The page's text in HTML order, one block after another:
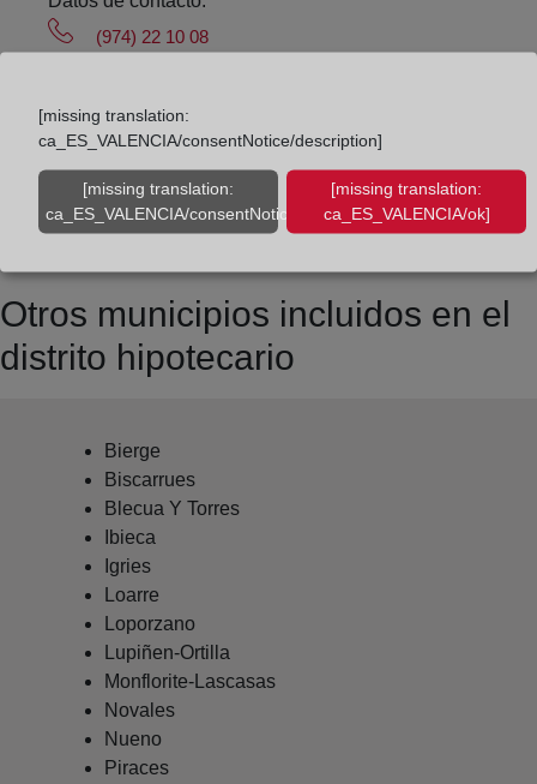
(974) 22 10 08
Datos del Registrador:
José Pedro Gómez Barrio
Delegado de Protección de Datos:
dpo@corpme.es
Otros municipios incluidos en el
distrito hipotecario
Bierge
Biscarrues
Blecua Y Torres
Ibieca
Igries
Loarre
Loporzano
Lupiñen-Ortilla
Monflorite-Lascasas
Novales
Nueno
Piraces
[missing translation:
ca_ES_VALENCIA/consentNotice/description]
[missing translation:
ca_ES_VALENCIA/consentNotice/learnMore]
[missing translation:
ca_ES_VALENCIA/ok]